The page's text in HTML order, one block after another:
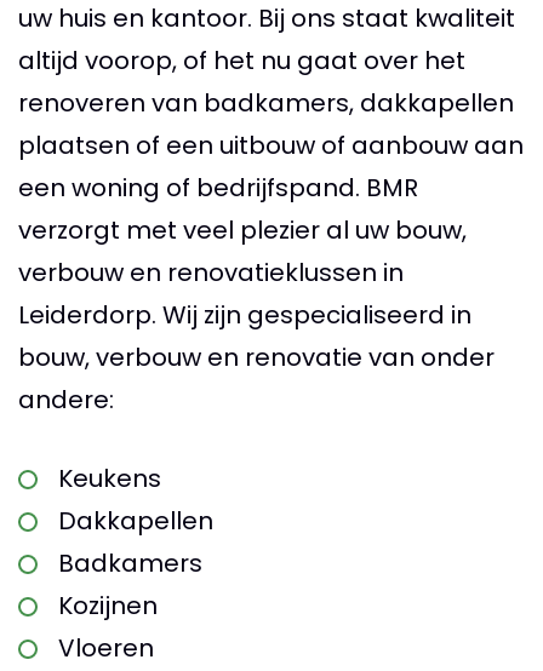
uw huis en kantoor. Bij ons staat kwaliteit
altijd voorop, of het nu gaat over het
renoveren van badkamers, dakkapellen
plaatsen of een uitbouw of aanbouw aan
een woning of bedrijfspand. BMR
verzorgt met veel plezier al uw bouw,
verbouw en renovatieklussen in
Leiderdorp. Wij zijn gespecialiseerd in
bouw, verbouw en renovatie van onder
andere:
Keukens
Dakkapellen
Badkamers
Kozijnen
Vloeren